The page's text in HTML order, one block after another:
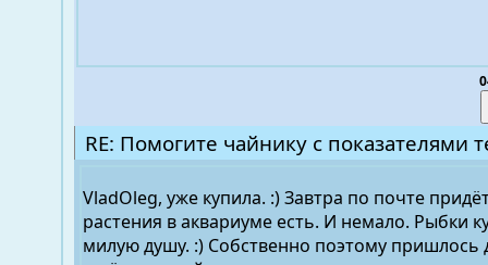
RE: Помогите чайнику с показателями
VladOleg, уже купила. :) Завтра по почте
растения в аквариуме есть. И немало. Рыбки
милую душу. :) Собственно поэтому пришлось